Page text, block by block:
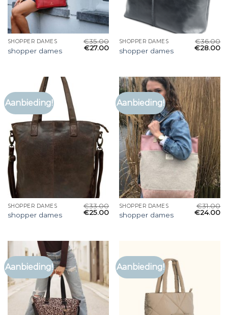
SHOPPER DAMES
shopper dames
€35.00
€27.00
SHOPPER DAMES
shopper dames
€36.00
€28.00
Aanbieding!
SHOPPER DAMES
shopper dames
€33.00
€25.00
Aanbieding!
SHOPPER DAMES
shopper dames
€31.00
€24.00
Aanbieding! Aanbieding!